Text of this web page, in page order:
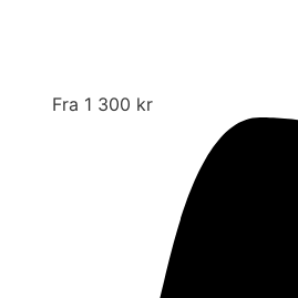
Fra 1 300 kr